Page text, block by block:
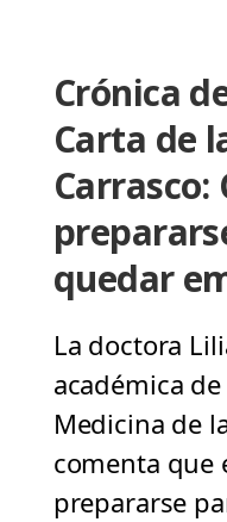
Crónica
Carta de
Carrasco:
quedar
La doctora
académica
Medicina de
comenta que
prepararse